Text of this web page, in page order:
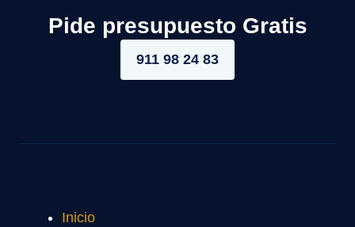
Pide presupuesto Gratis
911 98 24 83
Inicio